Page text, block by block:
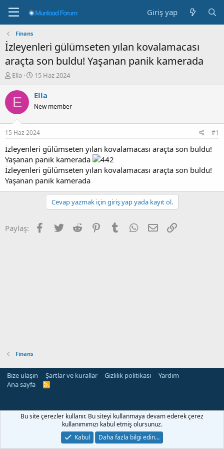
Giriş yap
Finans
İzleyenleri gülümseten yılan kovalamacası
araçta son buldu! Yaşanan panik kamerada
K
n
b
u
u
b
a
l
a
t
a
Ella
B
ş
a
g
ı
ç
a
r
h
15 Haz 2024
E Ella
New member
15 Haz 2024 #1
İzleyenleri gülümseten yılan kovalamacası araçta son buldu!
Yaşanan panik kamerada
İzleyenleri gülümseten yılan kovalamacası araçta son buldu!
Yaşanan panik kamerada
Cevap yazmak için giriş yap yada kayıt ol.
Paylaş: Facebook
Twitter Reddit PinterestTumblr WhatsApp
E-posta
Finans
Bize ulaşın Şartlar ve kurallar Gizlilik politikası
Yardım
Ana sayfa
R
Bu site çerezler kullanır. Bu siteyi kullanmaya devam ederek çerez
kullanımımızı kabul etmiş olursunuz.
Kabul
Daha fazla bilgi edin…